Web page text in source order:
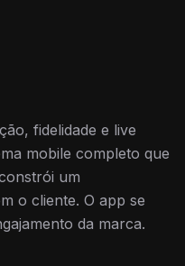
fidelidade e live
mobile completo que
um
o cliente. O app se
da marca.